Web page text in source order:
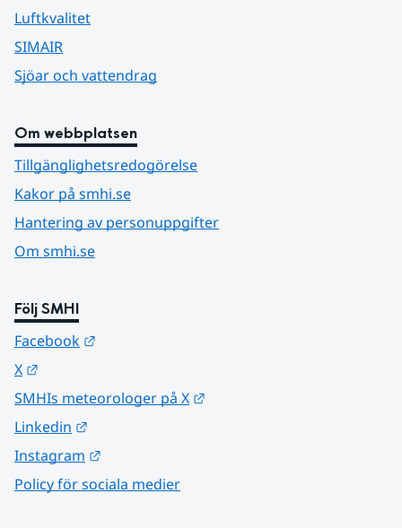
Luftkvalitet
SIMAIR
Sjöar och vattendrag
Om webbplatsen
Tillgänglighetsredogörelse
Kakor på smhi.se
Hantering av personuppgifter
Om smhi.se
Följ SMHI
Facebook
X
SMHIs meteorologer på X
Linkedin
Instagram
Policy för sociala medier